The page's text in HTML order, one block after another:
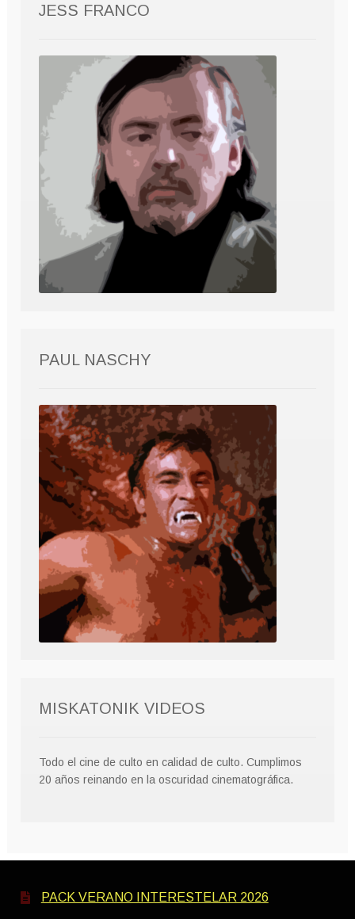
JESS FRANCO
PAUL NASCHY
MISKATONIK VIDEOS
Todo el cine de culto en calidad de culto. Cumplimos
20 años reinando en la oscuridad cinematográfica.
PACK VERANO INTERESTELAR 2026